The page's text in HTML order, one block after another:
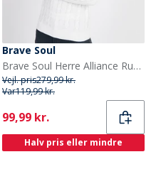
Brave Soul
Brave Soul Herre Alliance Rundhals Trøje Vintage Hvid
Vejl. pris279,99 kr.
Var119,99 kr.
Current
99,99 kr.
Halv pris eller mindre